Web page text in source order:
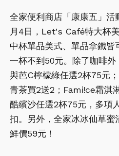
全家便利商店「康康五」活
月4日，Let's Café特大杯
中杯單品美式、單品拿鐵皆
一杯不到50元。除了咖啡
與芭C檸檬綠任選2杯75元
青茶買2送2；Fami!ce霜淇
酷繽沙任選2杯75元，多項
扣。另外，全家冰冰仙草
鮮價59元！